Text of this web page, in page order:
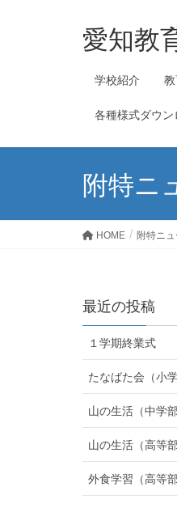
愛知教
学校紹介
各種様式ダウン
附特ニ
HOME 附特ニ
最近の投稿
１学期終業式
たなばた会（小学
山の生活（中学部
山の生活（高等部
外食学習（高等部